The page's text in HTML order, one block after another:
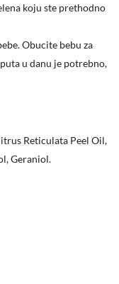
koju ste prethodno
Obucite bebu za
u danu je potrebno,
Reticulata Peel Oil,
Geraniol.